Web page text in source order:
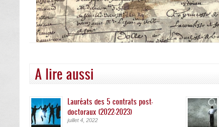
A lire aussi
Lauréats des 5 contrats post-
doctoraux (2022-2023)
juillet 4, 2022